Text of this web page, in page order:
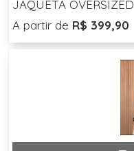
JAQUETA OVERSIZED
A partir de R$ 399,90